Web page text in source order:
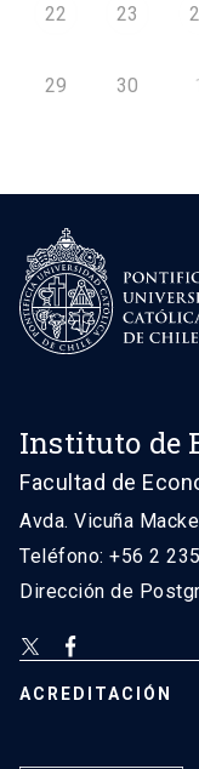
22 23
29 30
Instituto de
Facultad de
Avda. Vicuña
Teléfono: +56 2
Dirección de
ACREDITACIÓN